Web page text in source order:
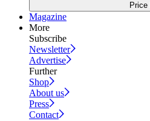
Magazine
More
Subscribe
Newsletter
Advertise
Further
Shop
About us
Press
Contact